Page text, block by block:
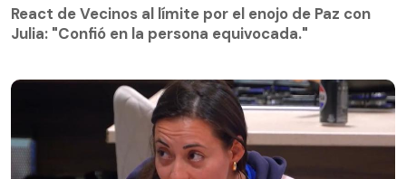
Julia: "Confió en la persona equivocada."
React de Vecinos al límite por el enojo de Paz con
Julia: "Confió en la persona equivocada."